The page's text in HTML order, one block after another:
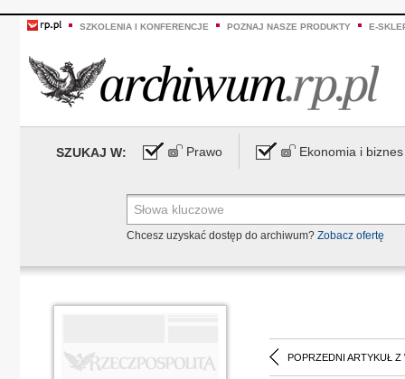
SZKOLENIA I KONFERENCJE POZNAJ NASZE PRODUKTY E-
SZUKAJ W: Prawo Ekonomia i biznes
Chcesz uzyskać dostęp do archiwum? Zobacz ofertę
POPRZEDNI ARTYKUŁ Z